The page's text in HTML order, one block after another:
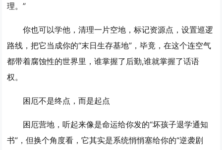
理。”
你也可以学他，清理一片空地，标记资源点，设置巡逻
路线，把它当成你的“末日生存基地”，毕竟，在这个连空气
都带着腐蚀性的世界里，谁掌握了后勤,谁就掌握了话语
权。
困厄不是终点，而是起点
困厄营地，听起来像是命运给你发的“坏孩子退学通知
书”，但换个角度看，它其实是系统悄悄塞给你的“逆袭剧